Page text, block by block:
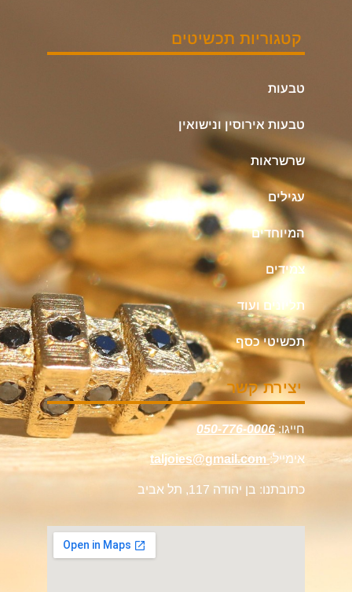
קטגוריות תכשיטים
טבעות
טבעות אירוסין ונישואין
שרשראות
עגילים
המיוחדים
צמידים
תליונים ועוד
תכשיטי כסף
יצירת קשר
חייגו:050-776-0006
אימייל: taljoies@gmail.com
כתובתנו: בן יהודה 117, תל אביב